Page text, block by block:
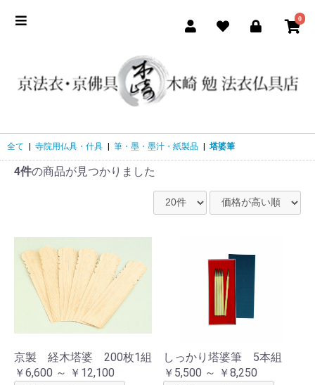
0
全て | 寺院用仏具・什具 | 筆・墨・墨汁・紙製品 | 塔婆筆
4件の商品が見つかりました
京製 経木塔婆 200枚1組
￥6,600 ～ ￥12,100
しっかり塔婆筆 5本組
￥5,500 ～ ￥8,250